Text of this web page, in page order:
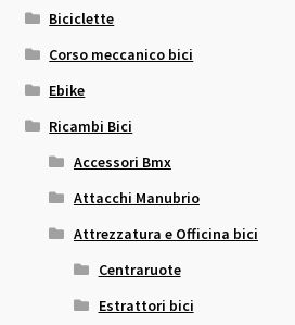
Biciclette
Corso meccanico bici
Ebike
Ricambi Bici
Accessori Bmx
Attacchi Manubrio
Attrezzatura e Officina bici
Centraruote
Estrattori bici